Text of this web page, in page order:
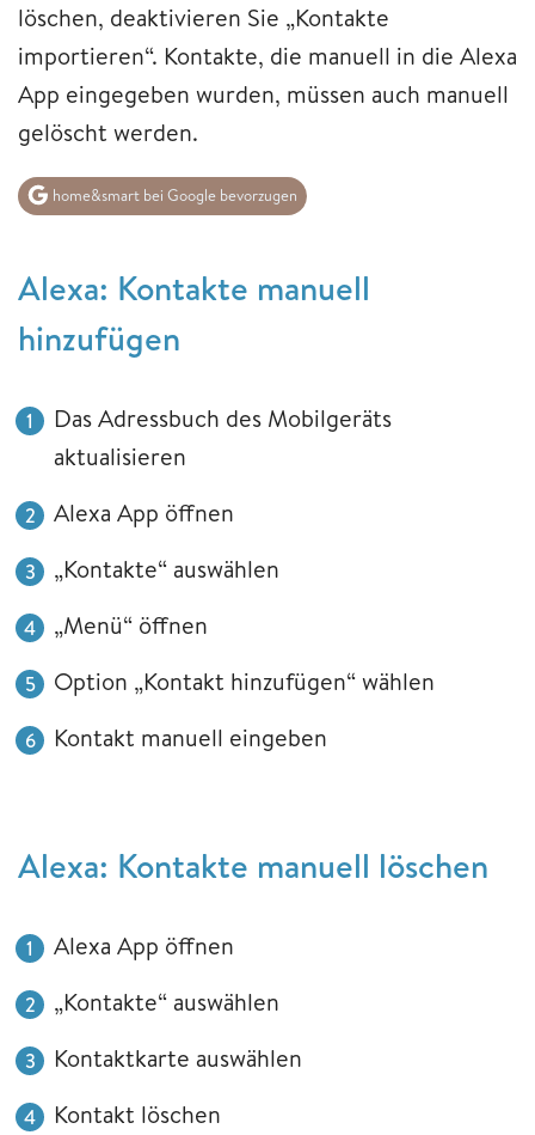
löschen, deaktivieren Sie „Kontakte
importieren“. Kontakte, die manuell in die Alexa
App eingegeben wurden, müssen auch manuell
gelöscht werden.
home&smart bei Google bevorzugen
Alexa: Kontakte manuell
hinzufügen
Das Adressbuch des Mobilgeräts
aktualisieren
Alexa App öffnen
„Kontakte“ auswählen
„Menü“ öffnen
Option „Kontakt hinzufügen“ wählen
Kontakt manuell eingeben
Alexa: Kontakte manuell löschen
Alexa App öffnen
„Kontakte“ auswählen
Kontaktkarte auswählen
Kontakt löschen